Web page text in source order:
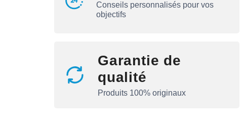
Conseils personnalisés pour vos
objectifs
Garantie de
qualité
Produits 100% originaux